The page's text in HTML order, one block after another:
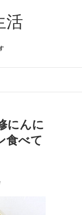
活
にんに
食べて